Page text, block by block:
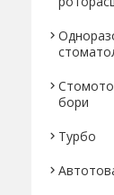
бори
Турбо